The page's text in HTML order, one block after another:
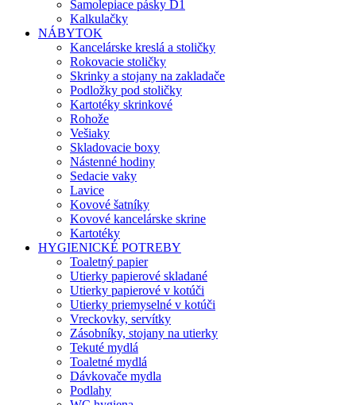
Samolepiace pásky D1
Kalkulačky
NÁBYTOK
Kancelárske kreslá a stoličky
Rokovacie stoličky
Skrinky a stojany na zakladače
Podložky pod stoličky
Kartotéky skrinkové
Rohože
Vešiaky
Skladovacie boxy
Nástenné hodiny
Sedacie vaky
Lavice
Kovové šatníky
Kovové kancelárske skrine
Kartotéky
HYGIENICKÉ POTREBY
Toaletný papier
Utierky papierové skladané
Utierky papierové v kotúči
Utierky priemyselné v kotúči
Vreckovky, servítky
Zásobníky, stojany na utierky
Tekuté mydlá
Toaletné mydlá
Dávkovače mydla
Podlahy